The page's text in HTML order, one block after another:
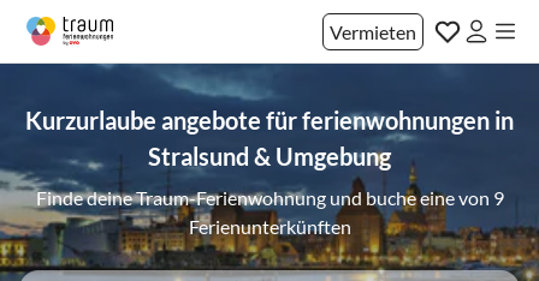
Vermieten
Kurzurlaube angebote für ferienwohnungen in
Stralsund & Umgebung
Finde deine Traum-Ferienwohnung und buche eine von 9
Ferienunterkünften